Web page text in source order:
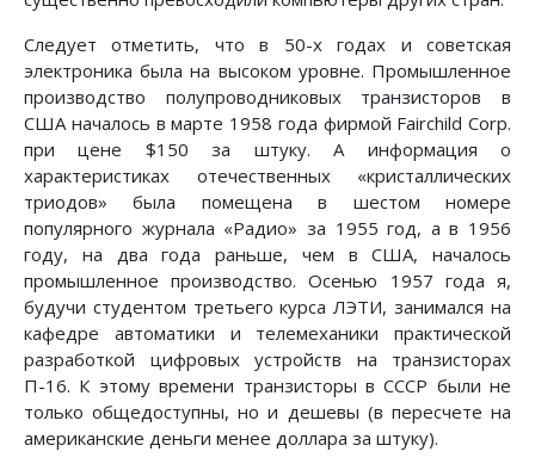
Следует отметить, что в 50-х годах и советская
электроника была на высоком уровне. Промышленное
производство полупроводниковых транзисторов в
США началось в марте 1958 года фирмой Fairchild Corp.
при цене $150 за штуку. А информация о
характеристиках отечественных «кристаллических
триодов» была помещена в шестом номере
популярного журнала «Радио» за 1955 год, а в 1956
году, на два года раньше, чем в США, началось
промышленное производство. Осенью 1957 года я,
будучи студентом третьего курса ЛЭТИ, занимался на
кафедре автоматики и телемеханики практической
разработкой цифровых устройств на транзисторах
П-16. К этому времени транзисторы в СССР были не
только общедоступны, но и дешевы (в пересчете на
американские деньги менее доллара за штуку).